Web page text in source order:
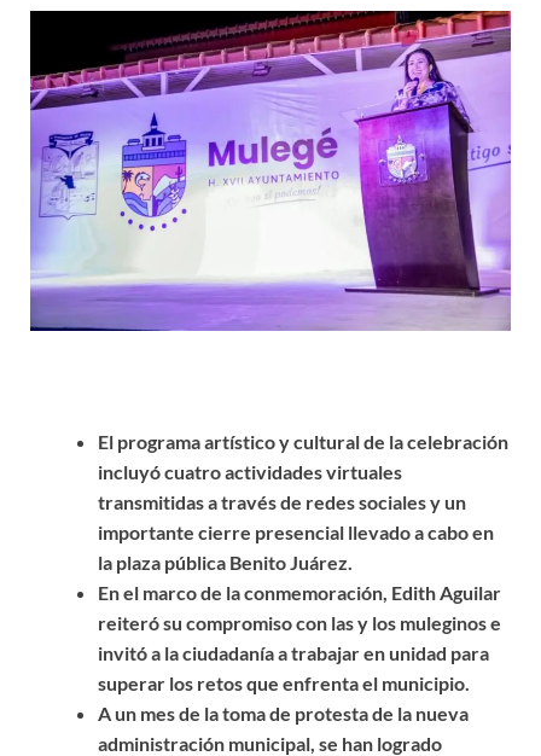
El programa artístico y cultural de la celebración
incluyó cuatro actividades virtuales
transmitidas a través de redes sociales y un
importante cierre presencial llevado a cabo en
la plaza pública Benito Juárez.
En el marco de la conmemoración, Edith Aguilar
reiteró su compromiso con las y los muleginos e
invitó a la ciudadanía a trabajar en unidad para
superar los retos que enfrenta el municipio.
A un mes de la toma de protesta de la nueva
administración municipal, se han logrado